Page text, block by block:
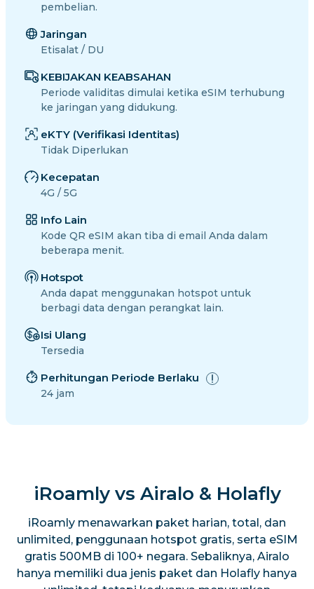
pembelian.
Jaringan
Etisalat / DU
KEBIJAKAN KEABSAHAN
Periode validitas dimulai ketika eSIM terhubung
ke jaringan yang didukung.
eKTY (Verifikasi Identitas)
Tidak Diperlukan
Kecepatan
4G / 5G
Info Lain
Kode QR eSIM akan tiba di email Anda dalam
beberapa menit.
Hotspot
Anda dapat menggunakan hotspot untuk
berbagi data dengan perangkat lain.
Isi Ulang
Tersedia
Perhitungan Periode Berlaku
24 jam
iRoamly vs Airalo & Holafly
iRoamly menawarkan paket harian, total, dan
unlimited, penggunaan hotspot gratis, serta eSIM
gratis 500MB di 100+ negara. Sebaliknya, Airalo
hanya memiliki dua jenis paket dan Holafly hanya